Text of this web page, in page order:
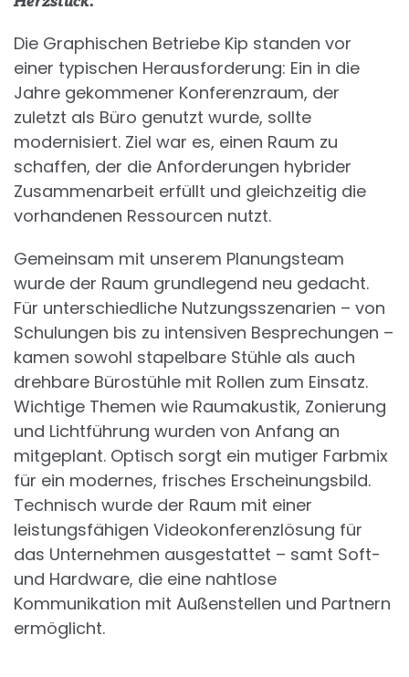
Die Graphischen Betriebe Kip standen vor
einer typischen Herausforderung: Ein in die
Jahre gekommener Konferenzraum, der
zuletzt als Büro genutzt wurde, sollte
modernisiert. Ziel war es, einen Raum zu
schaffen, der die Anforderungen hybrider
Zusammenarbeit erfüllt und gleichzeitig die
vorhandenen Ressourcen nutzt.
Gemeinsam mit unserem Planungsteam
wurde der Raum grundlegend neu gedacht.
Für unterschiedliche Nutzungsszenarien – von
Schulungen bis zu intensiven Besprechungen –
kamen sowohl stapelbare Stühle als auch
drehbare Bürostühle mit Rollen zum Einsatz.
Wichtige Themen wie Raumakustik, Zonierung
und Lichtführung wurden von Anfang an
mitgeplant. Optisch sorgt ein mutiger Farbmix
für ein modernes, frisches Erscheinungsbild.
Technisch wurde der Raum mit einer
leistungsfähigen Videokonferenzlösung für
das Unternehmen ausgestattet – samt Soft-
und Hardware, die eine nahtlose
Kommunikation mit Außenstellen und Partnern
ermöglicht.